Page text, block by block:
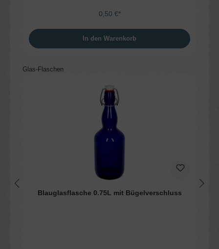
0,50 €*
In den Warenkorb
Produktgalerie überspringen
Glas-Flaschen
Blauglasflasche 0.75L mit Bügelverschluss